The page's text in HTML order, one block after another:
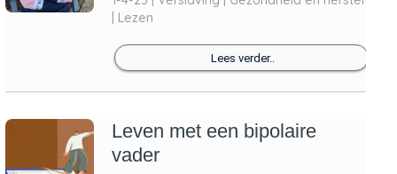
| Lezen
Lees verder..
Leven met een bipolaire
vader